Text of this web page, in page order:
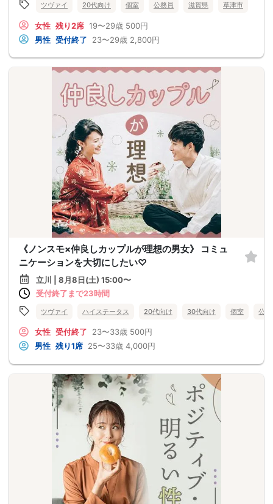
ツヴァイ 20代向け 個室 公務員 滋賀県 草津市
女性 残り2席 19〜29歳 500円
男性 受付終了 23〜29歳 2,800円
《ノンスモ×仲良しカップルが理想の男女》 コミュ
ニケーションを大切にしたい♡
立川 | 8月8日(土) 15:00〜
受付終了まで23時間
ツヴァイ ハイステータス 20代向け 30代向け 個室 公
女性 受付終了 23〜33歳 500円
男性 残り1席 25〜33歳 4,000円